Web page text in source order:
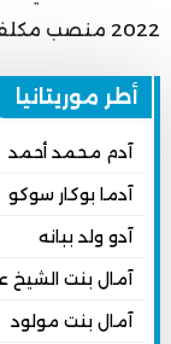
2022 منصب مكلفة بمهمة لدى الوزير الأول.
أطر موريتانيا
آدم محمد أحمد
آدما بوكار سوكو
آدو ولد ببانه
آمال بنت الشيخ
آمال بنت مولود